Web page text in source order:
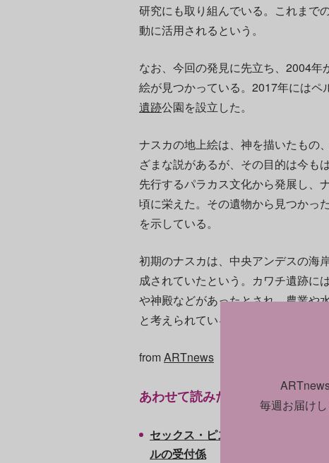
研究にも取り組んでいる。これまで
動に活用されるという。
なお、今回の発見に先立ち、2004
絵が見つかっている。2017年には
遺跡公園を設立した。
ナスカの地上絵は、神を描いたもの
ざまな説があるが、その目的は今も
先行するパラカス文化から発展し、
頃に栄えた。その遺物から見つかっ
を示している。
初期のナスカは、中央アンデスの海
成されていたという。カワチ遺跡に
や神殿などがあったとされ、農業や
と考えられている。（翻訳：石井佳子
fromARTnews
あわせて読みたい
セックス・ピストルズの激レア盤
ルの受付係
毎週お届けし